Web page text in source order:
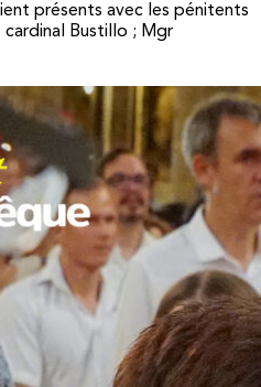
présents avec les pénitents
cardinal Bustillo ; Mgr